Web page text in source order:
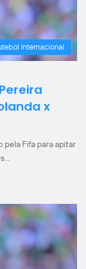
Internacional
x
pela Fifa para apitar